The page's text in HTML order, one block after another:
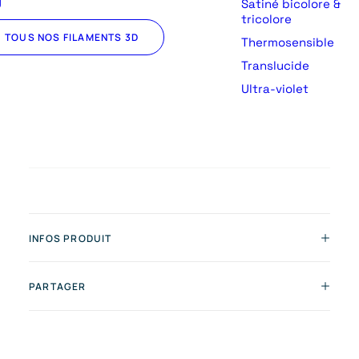
TOUS NOS FILAMENTS 3D
Satiné bicolore &
tricolore
Thermosensible
Translucide
Ultra-violet
INFOS PRODUIT
PARTAGER